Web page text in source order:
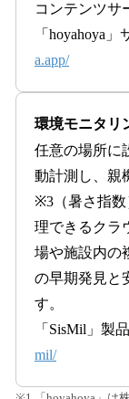
コンテンツサ
「hoyahoya
a.app/
環境モニタリ
任意の場所に
動計測し、親
※3（暑さ指数
理できるクラ
場や施設内の
の早期発見と
す。
「SisMil」製
mil/